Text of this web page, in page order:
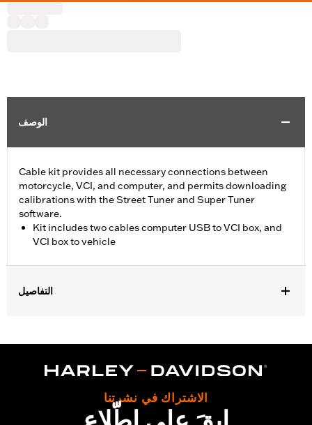
الوصف
Cable kit provides all necessary connections between
motorcycle, VCI, and computer, and permits downloading
calibrations with the Street Tuner and Super Tuner
software.
Kit includes two cables computer USB to VCI box, and
VCI box to vehicle
التفاصيل
approved. Pending approval for use in California.
Screamin' Eagle Stage Upgrade:Stage I
2 cables, computer usb to vci box, and vci box to
الاشتراك في نشرتنا